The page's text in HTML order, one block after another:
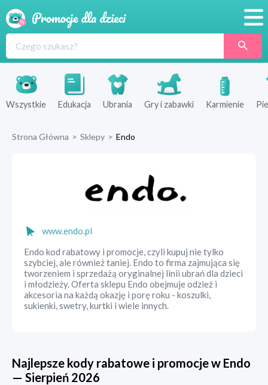
Produkty
Sklepy
Wszystkie Edukacja Ubrania Gry i zabawki Karmienie
Strona Główna > Sklepy > Endo
www.endo.pl
Endo kod rabatowy i promocje, czyli kupuj nie tylko
szybciej, ale również taniej. Endo to firma zajmująca się
tworzeniem i sprzedażą oryginalnej linii ubrań dla dzieci
i młodzieży. Oferta sklepu Endo obejmuje odzież i
akcesoria na każdą okazję i porę roku - koszulki,
sukienki, swetry, kurtki i wiele innych.
Najlepsze kody rabatowe i promocje w Endo
— Sierpień 2026